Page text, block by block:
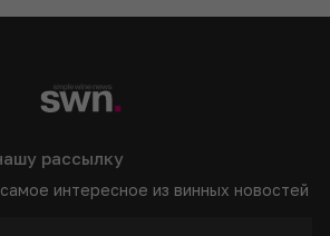
рассылку
интересное из винных новостей